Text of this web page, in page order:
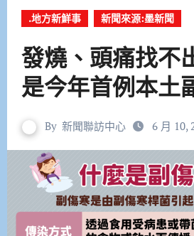
.地方新鮮事 新聞來源:墨新聞
發燒、頭痛找
是今年首例本土
By 新聞聯訪中心 6 月 10,